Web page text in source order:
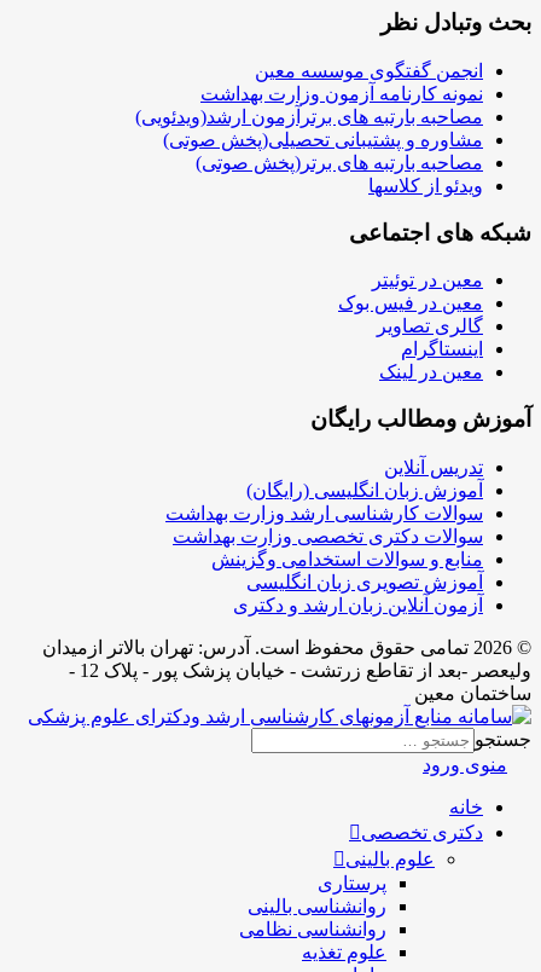
بحث وتبادل نظر
انجمن گفتگوی موسسه معین
نمونه کارنامه آزمون وزارت بهداشت
مصاحبه بارتبه های برترآزمون ارشد(ویدئویی)
مشاوره و پشتیبانی تحصیلی(پخش صوتی)
مصاحبه بارتبه های برتر(پخش صوتی)
ویدئو از کلاسها
شبکه های اجتماعی
معین در توئیتر
معین در فیس بوک
گالری تصاویر
اینستاگرام
معین در لینک
آموزش ومطالب رایگان
تدریس آنلاین
آموزش زبان انگلیسی (رایگان)
سوالات کارشناسی ارشد وزارت بهداشت
سوالات دکتری تخصصی وزارت بهداشت
منابع و سوالات استخدامی وگزینش
آموزش تصویری زبان انگلیسی
آزمون آنلاین زبان ارشد و دکتری
© 2026 تمامی حقوق محفوظ است. آدرس:‌ تهران بالاتر ازمیدان
ولیعصر -بعد از تقاطع زرتشت - خیابان پزشک پور - پلاک 12 -
ساختمان معین
جستجو
منوی ورود
خانه
دکتری تخصصی
علوم بالینی
پرستاری
روانشناسی بالینی
روانشناسی نظامی
علوم تغذیه